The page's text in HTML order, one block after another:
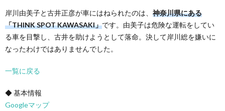
岸川由美子と古井正彦が車にはねられたのは、 神奈川県にある
「THINK SPOT KAWASAKI」です。由美子は危険な運転をしてい
る車を目撃し、古井を助けようとして落命。決して岸川総を嫌いに
なったわけではありませんでした。
一覧に戻る
◆ 基本情報
Googleマップ